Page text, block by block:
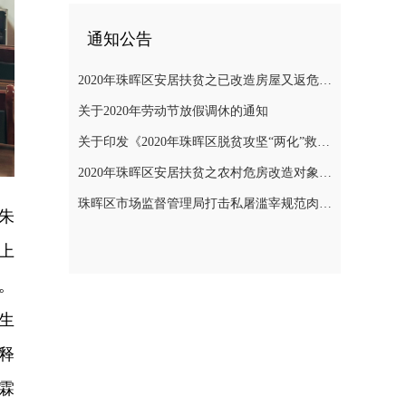
通知公告
2020年珠晖区安居扶贫之已改造房屋又返危需改造对象公示
关于2020年劳动节放假调休的通知
关于印发《2020年珠晖区脱贫攻坚“两化”救助帮扶实施方案》的通知
2020年珠晖区安居扶贫之农村危房改造对象公示
珠晖区市场监督管理局打击私屠滥宰规范肉品市场秩序专项整治行动方案